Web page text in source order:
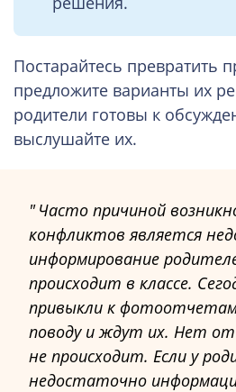
Постарайтесь превратить
предложите варианты их
родители готовы к
выслушайте их.
Часто причиной
конфликтов является
информирование
происходит в классе.
привыкли к
поводу и ждут их. Нет
не происходит. Если у
недостаточно